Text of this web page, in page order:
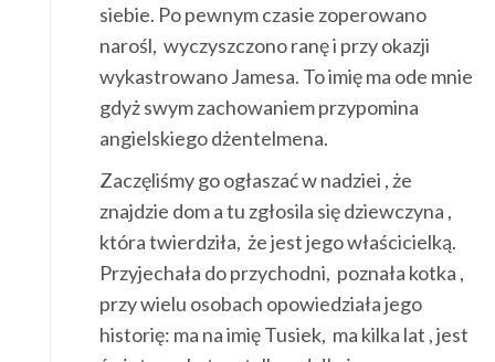
siebie. Po pewnym czasie zoperowano
narośl, wyczyszczono ranę i przy okazji
wykastrowano Jamesa. To imię ma ode mnie
gdyż swym zachowaniem przypomina
angielskiego dżentelmena.
Zaczęliśmy go ogłaszać w nadziei , że
znajdzie dom a tu zgłosila się dziewczyna ,
która twierdziła, że jest jego właścicielką.
Przyjechała do przychodni, poznała kotka ,
przy wielu osobach opowiedziała jego
historię: ma na imię Tusiek, ma kilka lat , jest